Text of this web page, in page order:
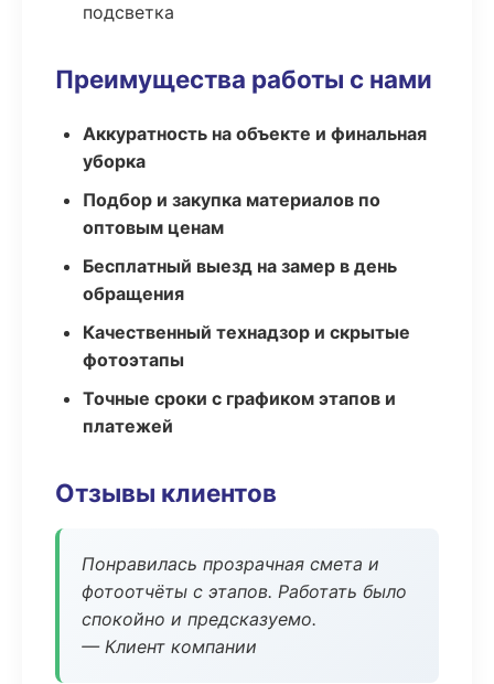
подсветка
Преимущества работы с нами
Аккуратность на объекте и финальная
уборка
Подбор и закупка материалов по
оптовым ценам
Бесплатный выезд на замер в день
обращения
Качественный технадзор и скрытые
фотоэтапы
Точные сроки с графиком этапов и
платежей
Отзывы клиентов
Понравилась прозрачная смета и
фотоотчёты с этапов. Работать было
спокойно и предсказуемо.
— Клиент компании